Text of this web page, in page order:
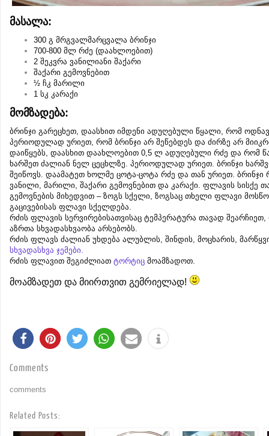
მასალა:
300 გ მრგვალმარცვალა ბრინჯი
700-800 მლ რძე (დაახლოებით)
2 შეკვრა ვანილიანი შაქარი
შაქარი გემოვნებით
½ ჩკ მარილი
1 სკ კარაქი
მომზადება:
ბრინჯი გარეცხეთ, დაასხით იმდენი ადუღებული წყალი, რომ
პერიოდულად ურიეთ, რომ ბრინჯი არ შეწებდეს და ძირზე არ
დაიწყებს, დაასხით დაახლოებით 0,5 ლ ადუღებული რძე და რომ
ხარშეთ ძალიან ნელ ცეცხლზე. პერიოდულად ურიეთ. ბრინჯი
შეიწოვს. დაამატეთ ხოლმე ცოტა-ცოტა რძე და თან ურიეთ. ბრინჯი
ვანილი, მარილი, შაქარი გემოვნებით და კარაქი. ფლავის სისქე
გემოვნების მიხედვით – ზოგს სქელი, ზოგსაც თხელი ფლავი
გაცივებისას ფლავი სქელდება.
რძის ფლავის სერვირებისათვისაც ტემპერატურა თავად
აზრთა სხვადასხვაობა არსებობს.
რძის ფლავს ძალიან უხდება ალუბლის, შინდის, მოცხარის,
სხვადასხვა ჯემები.
რძის ფლავით შეგიძლიათ ტორტიც მოამზადოთ.
მოამზადეთ და მიირთვით გემრიელად!
Comments
comments
Related Posts: